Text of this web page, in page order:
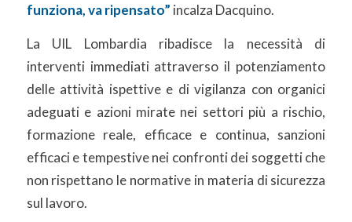
funziona, va ripensato” incalza Dacquino.
La UIL Lombardia ribadisce la necessità di
interventi immediati attraverso il potenziamento
delle attività ispettive e di vigilanza con organici
adeguati e azioni mirate nei settori più a rischio,
formazione reale, efficace e continua, sanzioni
efficaci e tempestive nei confronti dei soggetti che
non rispettano le normative in materia di sicurezza
sul lavoro.